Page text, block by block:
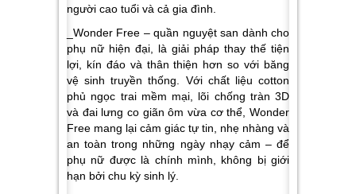
người cao tuổi và cả gia đình.
_Wonder Free – quần nguyệt san dành cho
phụ nữ hiện đại, là giải pháp thay thế tiện
lợi, kín đáo và thân thiện hơn so với băng
vệ sinh truyền thống. Với chất liệu cotton
phủ ngọc trai mềm mại, lõi chống tràn 3D
và đai lưng co giãn ôm vừa cơ thể, Wonder
Free mang lại cảm giác tự tin, nhẹ nhàng và
an toàn trong những ngày nhạy cảm – để
phụ nữ được là chính mình, không bị giới
hạn bởi chu kỳ sinh lý.